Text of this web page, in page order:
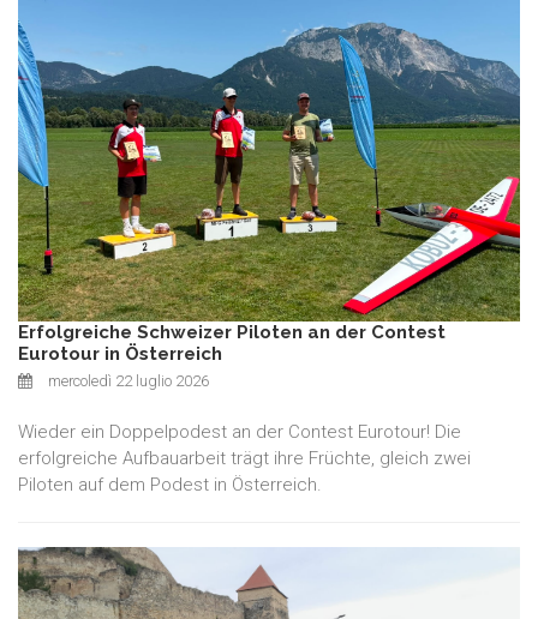
Erfolgreiche Schweizer Piloten an der Contest
Eurotour in Österreich
mercoledì 22 luglio 2026
Wieder ein Doppelpodest an der Contest Eurotour! Die
erfolgreiche Aufbauarbeit trägt ihre Früchte, gleich zwei
Piloten auf dem Podest in Österreich.